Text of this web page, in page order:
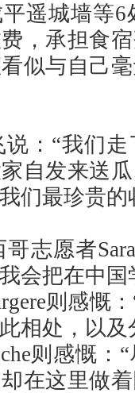
遥城墙等
，承担食
似与自己
：“我们
自发来送
们最珍贵的
哥志愿者
会把在中
则感慨
相处，以
则感慨
在这里做